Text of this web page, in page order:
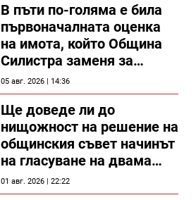
В пъти по-голяма е била
първоначалната оценка
на имота, който Община
Силистра заменя за
спирка, показват
документи
05 авг. 2026 | 14:36
Ще доведе ли до
нищожност на решение на
общинския съвет начинът
на гласуване на двама
съветници в Силистра?
01 авг. 2026 | 22:22